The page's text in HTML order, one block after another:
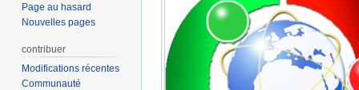
navigation
recherche
Page au hasard
Nouvelles pages
contribuer
Modifications récentes
Communauté